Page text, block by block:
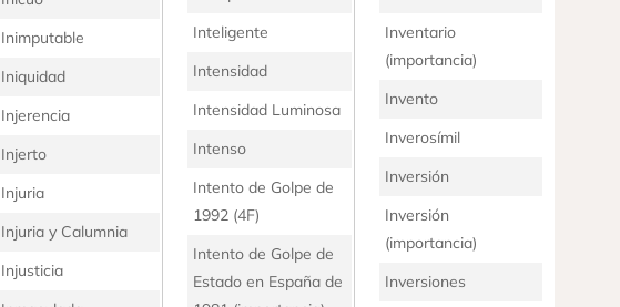
Inimputable
Iniquidad
Injerencia
Injerto
Injuria
Injuria y Calumnia
Injusticia
Inteligente
Intensidad
Intensidad Luminosa
Intenso
Intento de Golpe de
1992 (4F)
Intento de Golpe de
Estado en España de
Inventario
(importancia)
Invento
Inverosímil
Inversión
Inversión
(importancia)
Inversiones